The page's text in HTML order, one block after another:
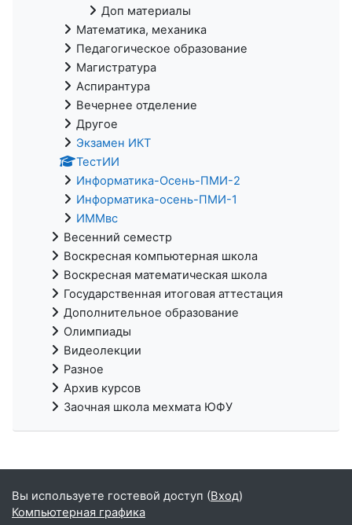
Доп материалы
Математика, механика
Педагогическое образование
Магистратура
Аспирантура
Вечернее отделение
Другое
Экзамен ИКТ
ТестИИ
Информатика-Осень-ПМИ-2
Информатика-осень-ПМИ-1
ИММвс
Весенний семестр
Воскресная компьютерная школа
Воскресная математическая школа
Государственная итоговая аттестация
Дополнительное образование
Олимпиады
Видеолекции
Разное
Архив курсов
Заочная школа мехмата ЮФУ
Вы используете гостевой доступ (Вход)
Компьютерная графика